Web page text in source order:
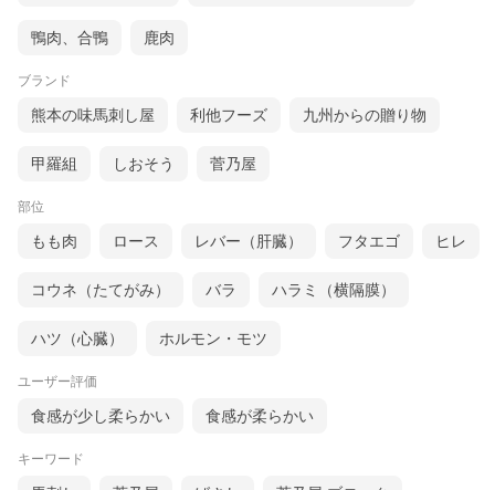
鴨肉、合鴨 鹿肉
ブランド
熊本の味馬刺し屋 利他フーズ 九州からの贈り物
甲羅組 しおそう 菅乃屋
部位
もも肉 ロース レバー（肝臓） フタエゴ ヒレ
コウネ（たてがみ） バラ ハラミ（横隔膜）
ハツ（心臓） ホルモン・モツ
ユーザー評価
食感が少し柔らかい 食感が柔らかい
キーワード